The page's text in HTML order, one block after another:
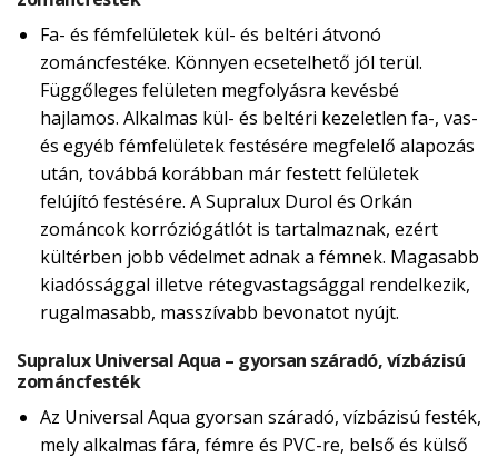
Fa- és fémfelületek kül- és beltéri átvonó
zománcfestéke. Könnyen ecsetelhető jól terül.
Függőleges felületen megfolyásra kevésbé
hajlamos. Alkalmas kül- és beltéri kezeletlen fa-, vas-
és egyéb fémfelületek festésére megfelelő alapozás
után, továbbá korábban már festett felületek
felújító festésére. A Supralux Durol és Orkán
zománcok korróziógátlót is tartalmaznak, ezért
kültérben jobb védelmet adnak a fémnek. Magasabb
kiadóssággal illetve rétegvastagsággal rendelkezik,
rugalmasabb, masszívabb bevonatot nyújt.
Supralux Universal Aqua – gyorsan száradó, vízbázisú
zománcfesték
Az Universal Aqua gyorsan száradó, vízbázisú festék,
mely alkalmas fára, fémre és PVC-re, belső és külső